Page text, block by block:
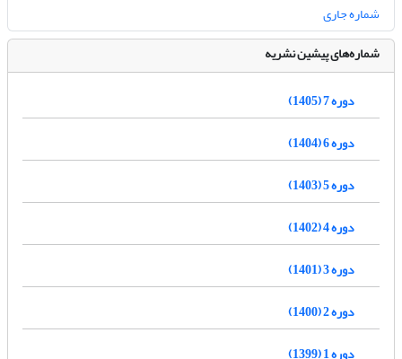
شماره جاری
شماره‌های پیشین نشریه
دوره 7 (1405)
دوره 6 (1404)
دوره 5 (1403)
دوره 4 (1402)
دوره 3 (1401)
دوره 2 (1400)
دوره 1 (1399)